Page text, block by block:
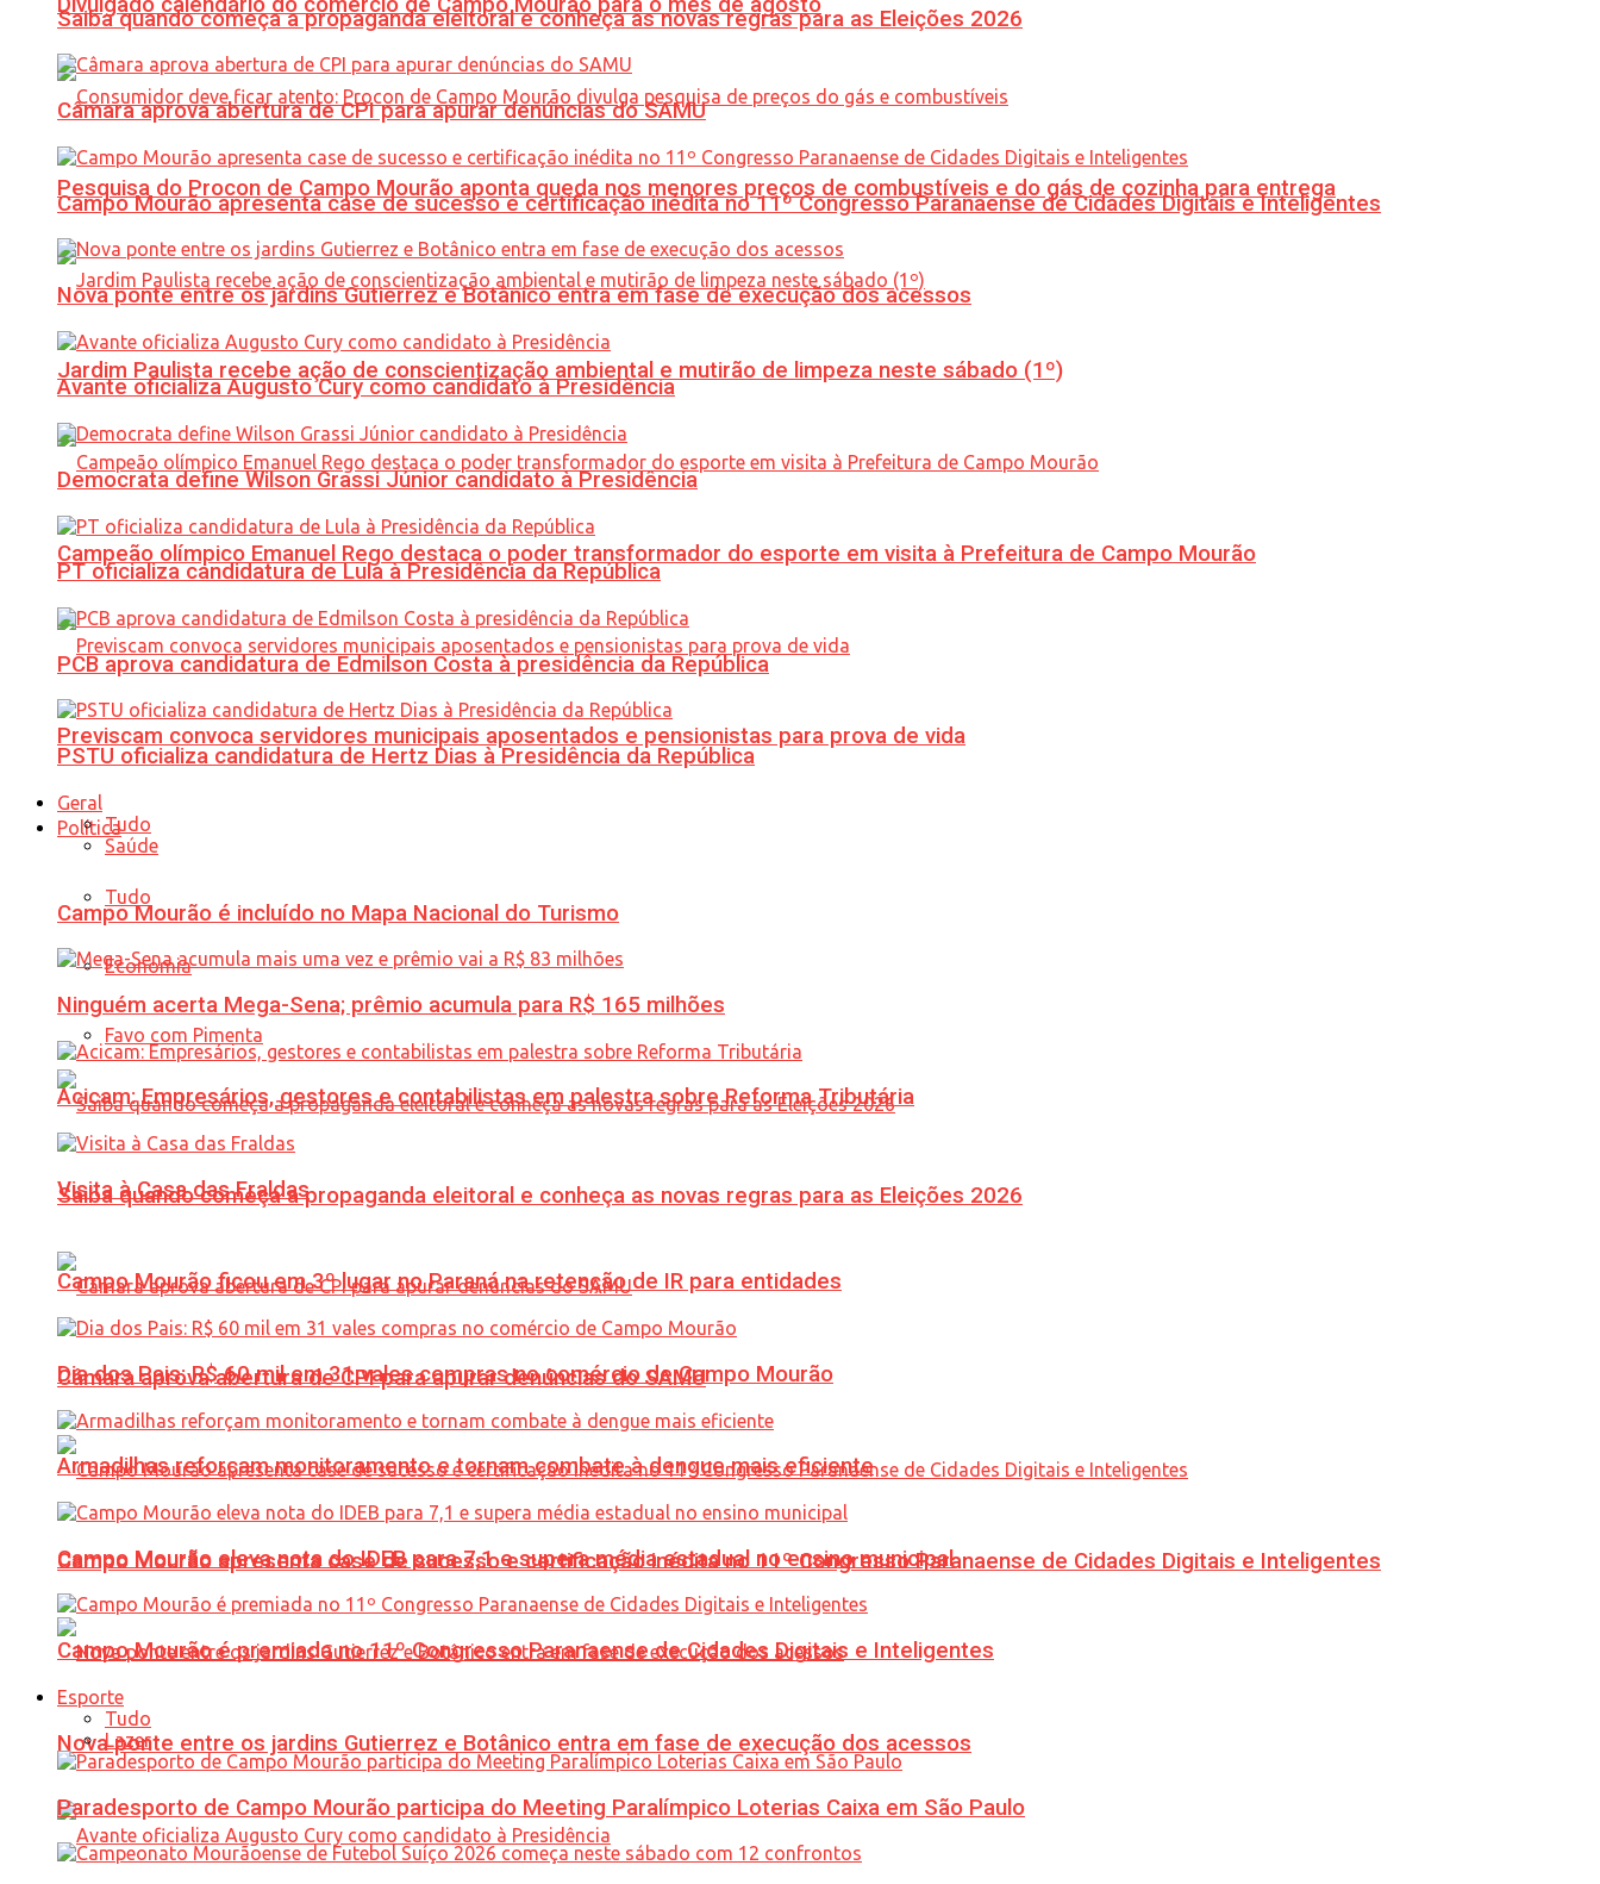
Divulgado calendário do comércio de Campo Mourão para o mês de agosto
Pesquisa do Procon de Campo Mourão aponta queda nos menores preços de combustíveis e do gás de cozinha para entrega
Jardim Paulista recebe ação de conscientização ambiental e mutirão de limpeza neste sábado (1º)
Campeão olímpico Emanuel Rego destaca o poder transformador do esporte em visita à Prefeitura de Campo Mourão
Previscam convoca servidores municipais aposentados e pensionistas para prova de vida
Política
Tudo
Economia
Favo com Pimenta
Saiba quando começa a propaganda eleitoral e conheça as novas regras para as Eleições 2026
Câmara aprova abertura de CPI para apurar denúncias do SAMU
Campo Mourão apresenta case de sucesso e certificação inédita no 11º Congresso Paranaense de Cidades Digitais e Inteligentes
Nova ponte entre os jardins Gutierrez e Botânico entra em fase de execução dos acessos
Saiba quando começa a propaganda eleitoral e conheça as novas regras para as Eleições 2026
Câmara aprova abertura de CPI para apurar denúncias do SAMU
Campo Mourão apresenta case de sucesso e certificação inédita no 11º Congresso Paranaense de Cidades Digitais e Inteligentes
Nova ponte entre os jardins Gutierrez e Botânico entra em fase de execução dos acessos
Avante oficializa Augusto Cury como candidato à Presidência
Democrata define Wilson Grassi Júnior candidato à Presidência
PT oficializa candidatura de Lula à Presidência da República
PCB aprova candidatura de Edmilson Costa à presidência da República
PSTU oficializa candidatura de Hertz Dias à Presidência da República
Geral
Tudo
Saúde
Campo Mourão é incluído no Mapa Nacional do Turismo
Ninguém acerta Mega-Sena; prêmio acumula para R$ 165 milhões
Acicam: Empresários, gestores e contabilistas em palestra sobre Reforma Tributária
Visita à Casa das Fraldas
Campo Mourão ficou em 3º lugar no Paraná na retenção de IR para entidades
Dia dos Pais: R$ 60 mil em 31 vales compras no comércio de Campo Mourão
Armadilhas reforçam monitoramento e tornam combate à dengue mais eficiente
Campo Mourão eleva nota do IDEB para 7,1 e supera média estadual no ensino municipal
Campo Mourão é premiada no 11º Congresso Paranaense de Cidades Digitais e Inteligentes
Esporte
Tudo
Lazer
Paradesporto de Campo Mourão participa do Meeting Paralímpico Loterias Caixa em São Paulo